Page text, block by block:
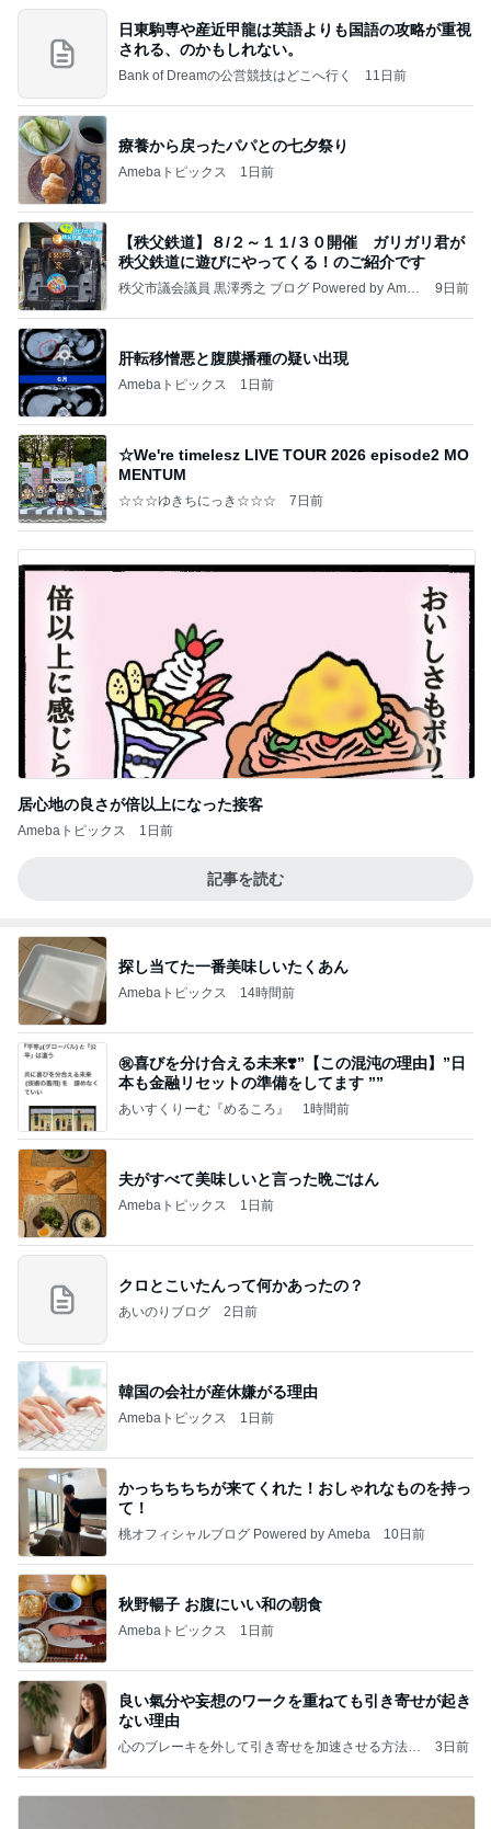
日東駒専や産近甲龍は英語よりも国語の攻略が重視
される、のかもしれない。
Bank of Dreamの公営競技はどこへ行く 11日前
療養から戻ったパパとの七夕祭り
Amebaトピックス 1日前
【秩父鉄道】８/２～１１/３０開催 ガリガリ君が
秩父鉄道に遊びにやってくる！のご紹介です
秩父市議会議員 黒澤秀之 ブログ Powered by Ameb
9日前
肝転移憎悪と腹膜播種の疑い出現
Amebaトピックス 1日前
☆We're timelesz LIVE TOUR 2026 episode2 MO
MENTUM
☆☆☆ゆきちにっき☆☆☆ 7日前
居心地の良さが倍以上になった接客
Amebaトピックス 1日前
記事を読む
探し当てた一番美味しいたくあん
Amebaトピックス 14時間前
㊗️喜びを分け合える未来❣️”【この混沌の理由】”⽇
本も⾦融リセットの準備をしてます ””
あいすくりーむ『めるころ』 1時間前
夫がすべて美味しいと言った晩ごはん
Amebaトピックス 1日前
クロとこいたんって何かあったの？
あいのりブログ 2日前
韓国の会社が産休嫌がる理由
Amebaトピックス 1日前
かっちちちちが来てくれた！おしゃれなものを持っ
て！
桃オフィシャルブログ Powered by Ameba 10日前
秋野暢子 お腹にいい和の朝食
Amebaトピックス 1日前
良い氣分や妄想のワークを重ねても引き寄せが起き
ない理由
心のブレーキを外して引き寄せを加速させる方法：
3日前